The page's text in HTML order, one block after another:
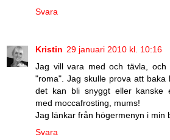
Svara
Kristin 29 januari 2010 kl. 10:16
Jag vill vara med och tävla, och
"roma". Jag skulle prova att
det kan bli snyggt eller kanske
med moccafrosting, mums!
Jag länkar från högermenyn i min
Svara